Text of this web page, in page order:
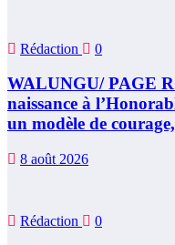
Rédaction 0
WALUNGU/ PAGE
naissance à
un modèle de
8 août 2026
Rédaction 0